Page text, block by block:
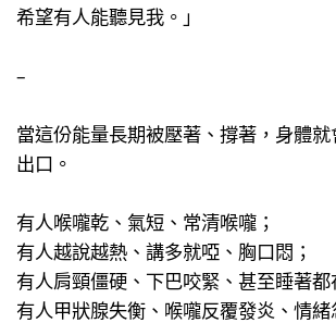
希望有人能聽見我。」
–
當這份能量長期被壓著、撐著，身體
出口。
有人喉嚨乾、氣短、常清喉嚨；
有人越說越熱、講多就啞、胸口悶；
有人肩頸僵硬、下巴咬緊、甚至睡著都
有人甲狀腺失衡、喉嚨反覆發炎、情緒